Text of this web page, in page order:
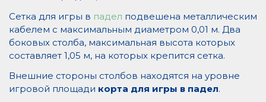
Сетка для игры в падел подвешена металлическим
кабелем с максимальным диаметром 0,01 м. Два
боковых столба, максимальная высота которых
составляет 1,05 м, на которых крепится сетка.
Внешние стороны столбов находятся на уровне
игровой площади корта для игры в падел.